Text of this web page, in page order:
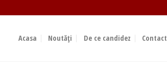
Acasa Noutăți De ce candidez Contact